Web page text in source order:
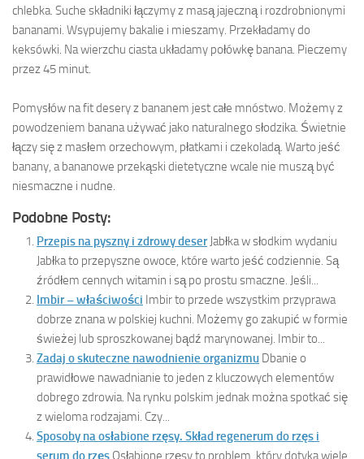
chlebka. Suche składniki łączymy z masą jajeczną i rozdrobnionymi
bananami. Wsypujemy bakalie i mieszamy. Przekładamy do
keksówki. Na wierzchu ciasta układamy połówkę banana. Pieczemy
przez 45 minut.
Pomysłów na fit desery z bananem jest całe mnóstwo. Możemy z
powodzeniem banana używać jako naturalnego słodzika. Świetnie
łączy się z masłem orzechowym, płatkami i czekoladą. Warto jeść
banany, a bananowe przekąski dietetyczne wcale nie muszą być
niesmaczne i nudne.
Podobne Posty:
Przepis na pyszny i zdrowy deser Jabłka w słodkim wydaniu
Jabłka to przepyszne owoce, które warto jeść codziennie. Są
źródłem cennych witamin i są po prostu smaczne. Jeśli...
Imbir – właściwości Imbir to przede wszystkim przyprawa
dobrze znana w polskiej kuchni. Możemy go zakupić w formie
świeżej lub sproszkowanej bądź marynowanej. Imbir to...
Zadaj o skuteczne nawodnienie organizmu Dbanie o
prawidłowe nawadnianie to jeden z kluczowych elementów
dobrego zdrowia. Na rynku polskim jednak można spotkać się
z wieloma rodzajami. Czy...
Sposoby na osłabione rzęsy. Skład regenerum do rzęs i
serum do rzęs Osłabione rzęsy to problem, który dotyka wiele